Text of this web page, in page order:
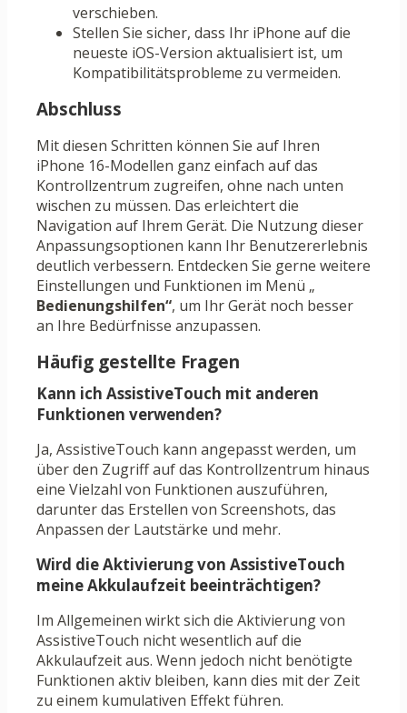
verschieben.
Stellen Sie sicher, dass Ihr iPhone auf die
neueste iOS-Version aktualisiert ist, um
Kompatibilitätsprobleme zu vermeiden.
Abschluss
Mit diesen Schritten können Sie auf Ihren
iPhone 16-Modellen ganz einfach auf das
Kontrollzentrum zugreifen, ohne nach unten
wischen zu müssen. Das erleichtert die
Navigation auf Ihrem Gerät. Die Nutzung dieser
Anpassungsoptionen kann Ihr Benutzererlebnis
deutlich verbessern. Entdecken Sie gerne weitere
Einstellungen und Funktionen im Menü „
Bedienungshilfen“, um Ihr Gerät noch besser
an Ihre Bedürfnisse anzupassen.
Häufig gestellte Fragen
Kann ich AssistiveTouch mit anderen
Funktionen verwenden?
Ja, AssistiveTouch kann angepasst werden, um
über den Zugriff auf das Kontrollzentrum hinaus
eine Vielzahl von Funktionen auszuführen,
darunter das Erstellen von Screenshots, das
Anpassen der Lautstärke und mehr.
Wird die Aktivierung von AssistiveTouch
meine Akkulaufzeit beeinträchtigen?
Im Allgemeinen wirkt sich die Aktivierung von
AssistiveTouch nicht wesentlich auf die
Akkulaufzeit aus. Wenn jedoch nicht benötigte
Funktionen aktiv bleiben, kann dies mit der Zeit
zu einem kumulativen Effekt führen.